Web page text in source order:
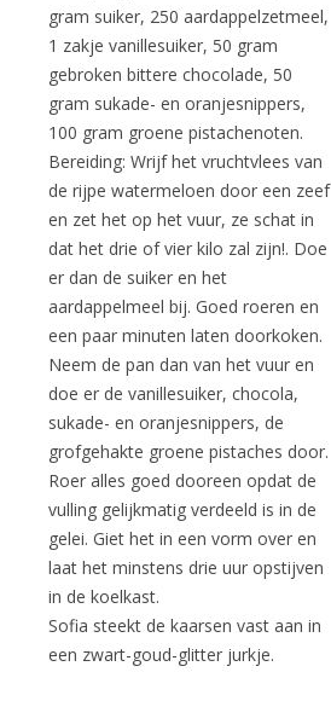
gram suiker, 250 aardappelzetmeel,
1 zakje vanillesuiker, 50 gram
gebroken bittere chocolade, 50
gram sukade- en oranjesnippers,
100 gram groene pistachenoten.
Bereiding: Wrijf het vruchtvlees van
de rijpe watermeloen door een zeef
en zet het op het vuur, ze schat in
dat het drie of vier kilo zal zijn!. Doe
er dan de suiker en het
aardappelmeel bij. Goed roeren en
een paar minuten laten doorkoken.
Neem de pan dan van het vuur en
doe er de vanillesuiker, chocola,
sukade- en oranjesnippers, de
grofgehakte groene pistaches door.
Roer alles goed dooreen opdat de
vulling gelijkmatig verdeeld is in de
gelei. Giet het in een vorm over en
laat het minstens drie uur opstijven
in de koelkast.
Sofia steekt de kaarsen vast aan in
een zwart-goud-glitter jurkje.